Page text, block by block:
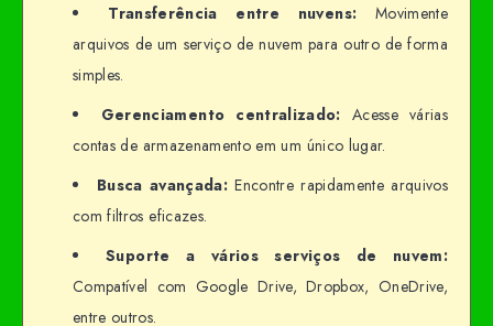
Transferência entre nuvens: Movimente
arquivos de um serviço de nuvem para outro de forma
simples.
Gerenciamento centralizado: Acesse várias
contas de armazenamento em um único lugar.
Busca avançada:Encontre rapidamente arquivos
com filtros eficazes.
Suporte a vários serviços de nuvem:
Compatível com Google Drive, Dropbox, OneDrive,
entre outros.